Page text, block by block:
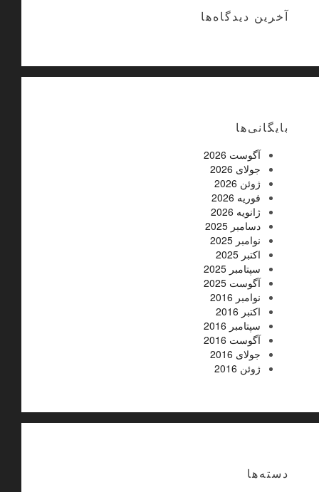
آخرین دیدگاه‌ها
بایگانی‌ها
آگوست 2026
جولای 2026
ژوئن 2026
فوریه 2026
ژانویه 2026
دسامبر 2025
نوامبر 2025
اکتبر 2025
سپتامبر 2025
آگوست 2025
نوامبر 2016
اکتبر 2016
سپتامبر 2016
آگوست 2016
جولای 2016
ژوئن 2016
دسته‌ها